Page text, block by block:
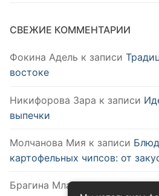
СВЕЖИЕ КОММЕНТАРИИ
Фокина Адель к записи
востоке
Никифорова Зара к записи
выпечки
Молчанова Мия к записи
картофельных чипсов: от
Брагина Младак записиКак